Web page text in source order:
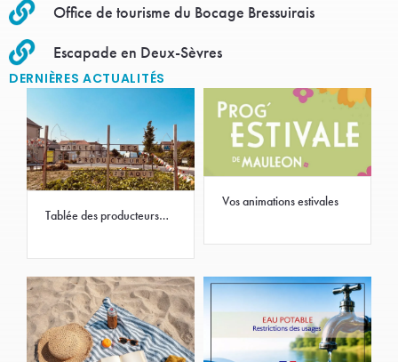
Office de tourisme du Bocage Bressuirais
Escapade en Deux-Sèvres
DERNIÈRES ACTUALITÉS
Tablée des producteurs
Vos animations estivales